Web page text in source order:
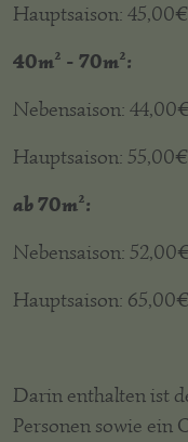
Hauptsaison:
40m² - 70m²:
Nebensaison:
Hauptsaison:
ab 70m²:
Nebensaison:
Hauptsaison:
Darin enthalten ist
Personen sowie ein